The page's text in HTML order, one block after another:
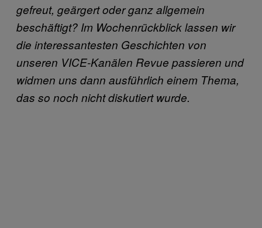
gefreut, geärgert oder ganz allgemein
beschäftigt? Im Wochenrückblick lassen wir
die interessantesten Geschichten von
unseren VICE-Kanälen Revue passieren und
widmen uns dann ausführlich einem Thema,
das so noch nicht diskutiert wurde.